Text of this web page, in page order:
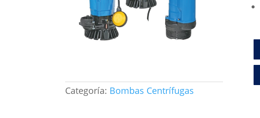
Categoría: Bombas Centrífugas